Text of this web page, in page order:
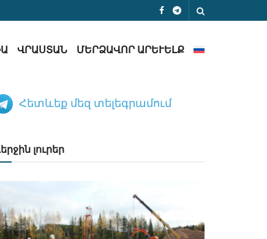
ՎՐԱՍՏԱՆ ՄԵՐՁԱՎՈՐ ԱՐԵՒԵԼՔ
Հետևեք մեզ տելեգրամում
լուրեր